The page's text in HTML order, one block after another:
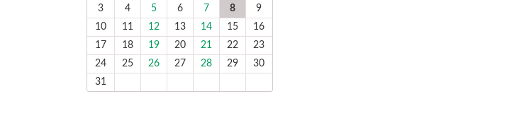
3
4 5 6 7 8
9
10
11 12 13 14 15
16
17
18 19 20 21 22
23
24
25 26 27 28 29
30
31